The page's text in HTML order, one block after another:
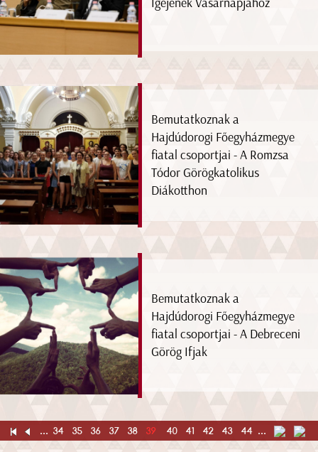
Bemutatkoznak a
Hajdúdorogi Főegyházmegye
fiatal csoportjai - A Romzsa
Tódor Görögkatolikus
Diákotthon
Bemutatkoznak a
Hajdúdorogi Főegyházmegye
fiatal csoportjai - A Debreceni
Görög Ifjak
... 34 35 36 37 38 39 40 41 42 43 44 ...